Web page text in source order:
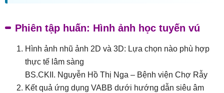
Phiên tập huấn: Hình ảnh học tuyến vú
Hình ảnh nhũ ảnh 2D và 3D: Lựa chọn nào phù hợp
thực tế lâm sàng
BS.CKII. Nguyễn Hồ Thị Nga – Bệnh viện Chợ Rẫy
Kết quả ứng dụng VABB dưới hướng dẫn siêu âm